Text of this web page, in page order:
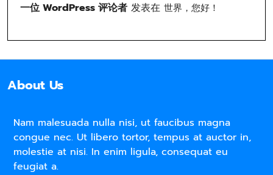
一位 WordPress 评论者 发表在 世界，您好！
About Us
Nam malesuada nulla nisi, ut faucibus magna
congue nec. Ut libero tortor, tempus at auctor in,
molestie at nisi. In enim ligula, consequat eu
feugiat a.